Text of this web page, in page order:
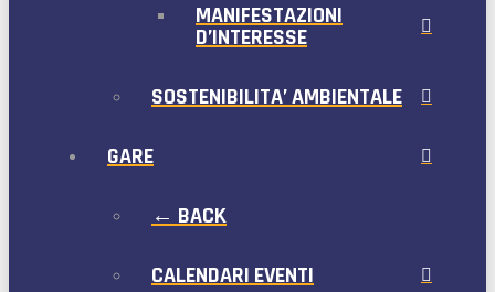
MANIFESTAZIONI
D’INTERESSE
SOSTENIBILITA’ AMBIENTALE
GARE
← BACK
CALENDARI EVENTI